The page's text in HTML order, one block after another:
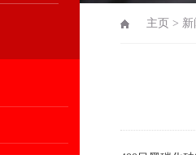
主页 >